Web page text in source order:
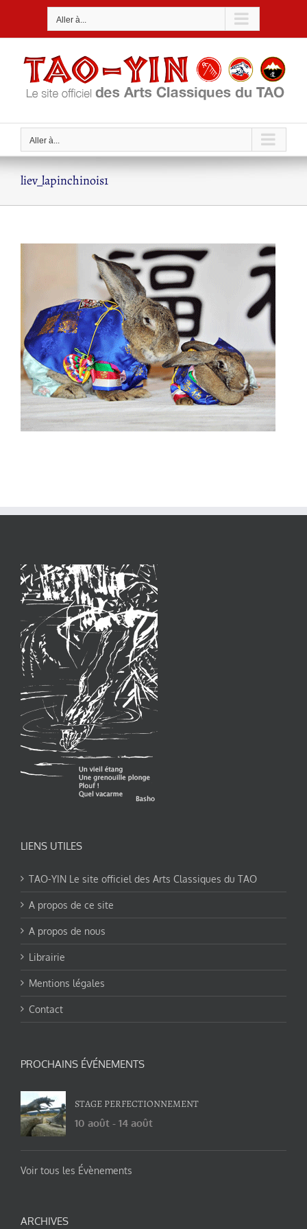
Aller à...
Aller à...
liev_lapinchinois1
LIENS UTILES
TAO-YIN Le site officiel des Arts Classiques du TAO
A propos de ce site
A propos de nous
Librairie
Mentions légales
Contact
PROCHAINS ÉVÉNEMENTS
STAGE PERFECTIONNEMENT
10 août - 14 août
Voir tous les Évènements
ARCHIVES